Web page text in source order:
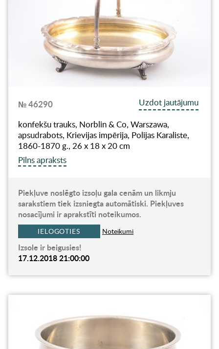
№ 46290
Uzdot jautājumu
konfekšu trauks, Norblin & Co, Warszawa,
apsudrabots, Krievijas impērija, Polijas Karaliste,
1860-1870 g., 26 x 18 x 20 cm
Pilns apraksts
Piekļuve noslēgto izsoļu gala cenām un likmju
sarakstiem tiek izsniegta automātiski. Piekļuves
nosacījumi ir aprakstīti noteikumos.
IELOGOTIES Noteikumi
Izsole ir beigusies!
17.12.2018 21:00:00